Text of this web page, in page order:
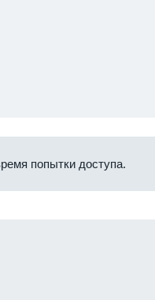
попытки доступа.